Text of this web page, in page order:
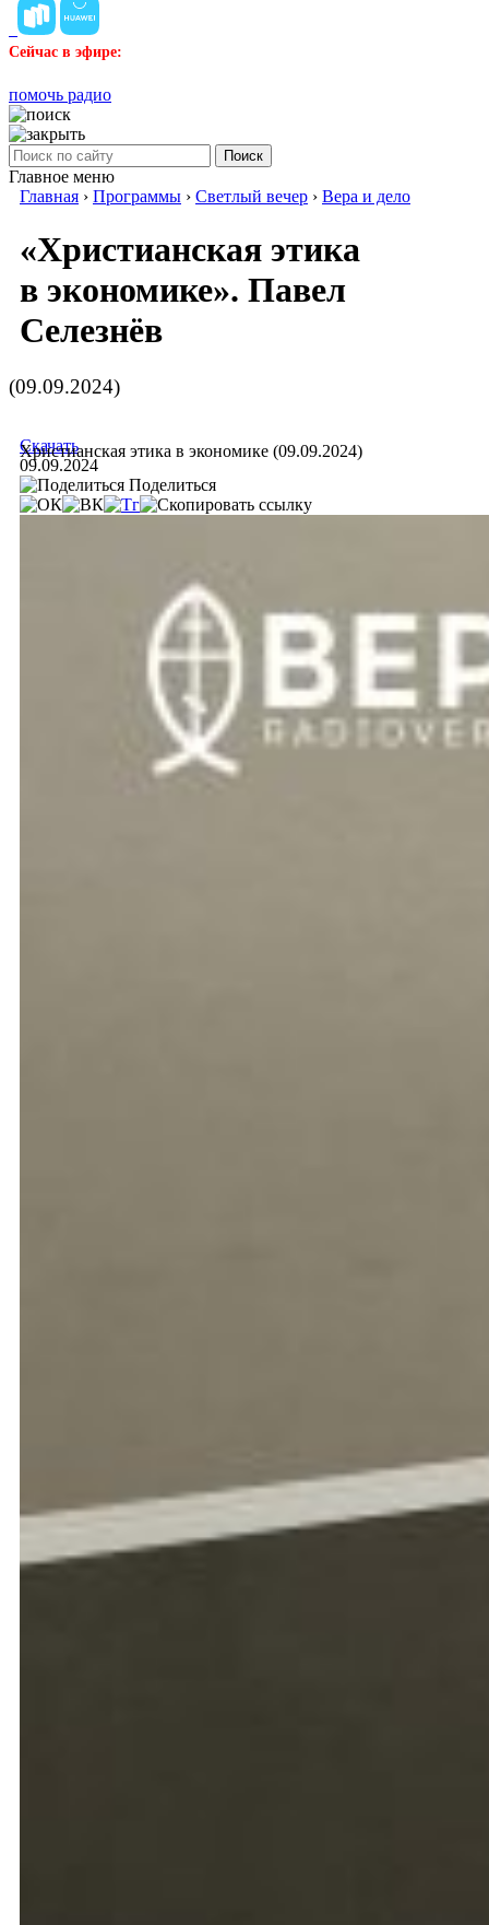
Сейчас в эфире:
помочь радио
Поиск
Главное меню
Главная › Программы › Светлый вечер › Вера и дело
«Христианская этика
в экономике». Павел
Селезнёв
(09.09.2024)
Христианская этика в экономике (09.09.2024)
Скачать
09.09.2024
Поделиться